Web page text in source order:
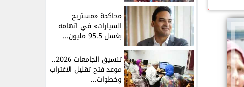
محاكمة «مستريح
السيارات» في اتهامه
بغسل 95.5 مليون...
تنسيق الجامعات 2026..
موعد فتح تقليل الاغتراب
وخطوات...